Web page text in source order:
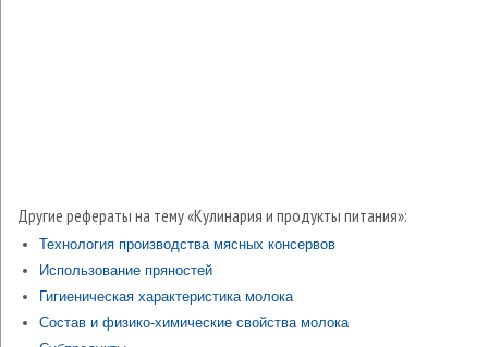
Другие рефераты на тему «Кулинария и продукты питания»:
Технология производства мясных консервов
Использование пряностей
Гигиеническая характеристика молока
Состав и физико-химические свойства молока